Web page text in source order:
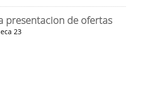
presentacion de ofertas
23